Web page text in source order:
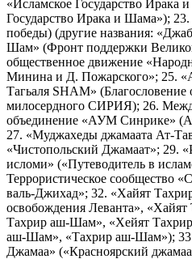
«Исламское Государство Ирака
Государство Ирака и Шама»);
победы) (другие названия:
Шам» (Фронт поддержки
общественное движение
Минина и Д. Пожарского»; 25.
Тагьаля SHAM»
милосердного СИРИЯ); 26.
объединение «АУМ Синрике»
27. «Муджахеды джамаата Ат-
«Чистопольский Джамаат»; 29.
исломи» («Путеводитель в
Террористическое сообщество
валь-Джихад»; 32. «Хайят
освобождения Леванта»,
Тахрир аш-Шам», «Хейят
аш-Шам», «Тахрир аш-Шам»);
Джамаа» («Красноярский